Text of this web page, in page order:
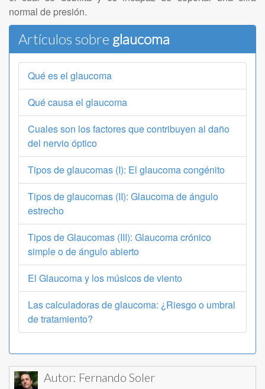
normal de presión.
Artículos sobre glaucoma
Qué es el glaucoma
Qué causa el glaucoma
Cuales son los factores que contribuyen al daño
del nervio óptico
Tipos de glaucomas (I): El glaucoma congénito
Tipos de glaucomas (II): Glaucoma de ángulo
estrecho
Tipos de Glaucomas (III): Glaucoma crónico
simple o de ángulo abierto
El Glaucoma y los músicos de viento
Las calculadoras de glaucoma: ¿Riesgo o umbral
de tratamiento?
Autor: Fernando Soler